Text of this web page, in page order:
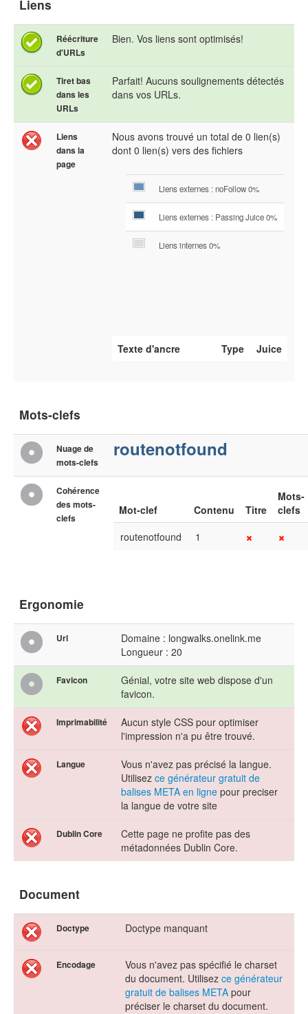
Liens
Réécriture
d'URLs
Bien. Vos liens sont optimisés!
Tiret bas
dans les
URLs
Parfait! Aucuns soulignements détectés
dans vos URLs.
Liens
dans la
page
Nous avons trouvé un total de 0 lien(s)
dont 0 lien(s) vers des fichiers
Liens externes : noFollow 0%
Liens externes : Passing Juice 0%
Liens internes 0%
Texte d'ancre Type Juice
Mots-clefs
Nuage de
mots-clefs
routenotfound
Cohérence
des mots-
clefs
Mot-clef Contenu Titre
Mots-
clefs
routenotfound
1
Ergonomie
Url
Domaine : longwalks.onelink.me
Longueur : 20
Favicon
Génial, votre site web dispose d'un
favicon.
Imprimabilité
Aucun style CSS pour optimiser
l'impression n'a pu être trouvé.
Langue
Vous n'avez pas précisé la langue.
Utilisez ce générateur gratuit de
balises META en ligne pour preciser
la langue de votre site
Dublin Core
Cette page ne profite pas des
métadonnées Dublin Core.
Document
Doctype Doctype manquant
Encodage
Vous n'avez pas spécifié le charset
du document. Utilisez ce générateur
gratuit de balises META pour
préciser le charset du document.